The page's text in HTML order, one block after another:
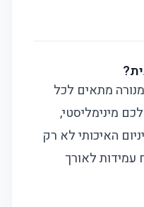
מתאים לכל
מינימליסטי,
האיכותי לא רק
לאורך